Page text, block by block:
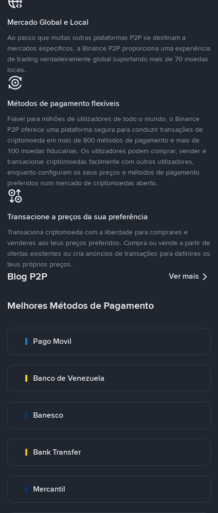
Mercado Global e Local
Ao passo que muitas outras plataformas P2P se destinam a
mercados específicos, a Binance P2P proporciona uma experiência
de trading verdadeiramente global suportando mais de 70 moedas
locais.
Métodos de pagamento flexíveis
Fiável para milhões de utilizadores de todo o mundo, o Binance
P2P oferece uma plataforma segura para conduzir transações de
criptomoeda em mais de 800 métodos de pagamento e mais de
100 moedas fiduciárias. Os utilizadores podem comprar, vender e
transacionar criptomoedas facilmente com outros utilizadores,
enquanto configuram os seus preços e métodos de pagamento
preferidos num mercado de criptomoedas aberto.
Transacione a preços da sua preferência
Transaciona criptomoeda com a liberdade para comprares e
venderes aos teus preços preferidos. Compra ou vende a partir de
ofertas existentes ou cria anúncios de transações para definires os
teus próprios preços.
Blog P2P Ver mais
Melhores Métodos de Pagamento
Pago Movil
Banco de Venezuela
Banesco
Bank Transfer
Mercantil